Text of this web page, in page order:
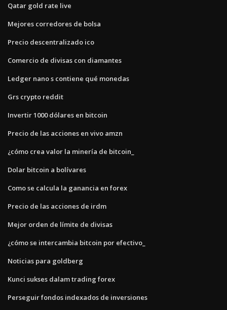
Qatar gold rate live
Mejores corredores de bolsa
Precio descentralizado ico
Comercio de divisas con diamantes
Ledger nano s contiene qué monedas
Grs crypto reddit
Invertir 1000 dólares en bitcoin
Precio de las acciones en vivo amzn
¿cómo crea valor la minería de bitcoin_
Dolar bitcoin a bolívares
Como se calcula la ganancia en forex
Precio de las acciones de irdm
Mejor orden de límite de divisas
¿cómo se intercambia bitcoin por efectivo_
Noticias para goldberg
Kunci sukses dalam trading forex
Perseguir fondos indexados de inversiones